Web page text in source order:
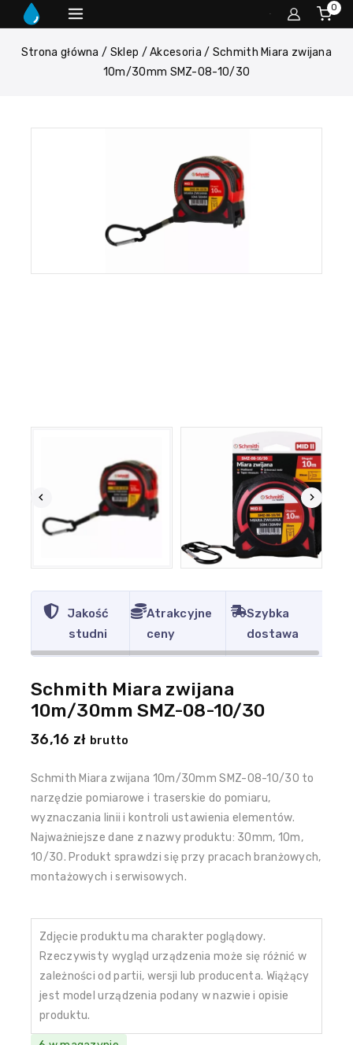
0
Strona główna / Sklep / Akcesoria / Schmith Miara zwijana
10m/30mm SMZ-08-10/30
Jakość
studni
Atrakcyjne
ceny
Szybka
dostawa
Schmith Miara zwijana
10m/30mm SMZ-08-10/30
36,16 zł brutto
Schmith Miara zwijana 10m/30mm SMZ-08-10/30 to
narzędzie pomiarowe i traserskie do pomiaru,
wyznaczania linii i kontroli ustawienia elementów.
Najważniejsze dane z nazwy produktu: 30mm, 10m,
10/30. Produkt sprawdzi się przy pracach branżowych,
montażowych i serwisowych.
Zdjęcie produktu ma charakter poglądowy.
Rzeczywisty wygląd urządzenia może się różnić w
zależności od partii, wersji lub producenta. Wiążący
jest model urządzenia podany w nazwie i opisie
produktu.